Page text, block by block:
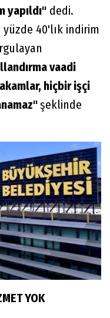
yapıldı" dedi.
40'lık indirim
vaadi
hiçbir işçi
şeklinde
YOK